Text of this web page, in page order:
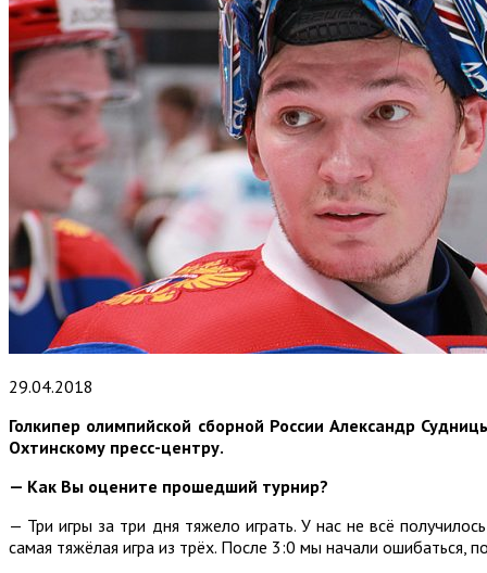
29.04.2018
Голкипер олимпийской сборной России Александр
Охтинскому пресс-центру.
— Как Вы оцените прошедший турнир?
— Три игры за три дня тяжело играть. У нас не всё
самая тяжёлая игра из трёх. После 3:0 мы начали ошибаться,